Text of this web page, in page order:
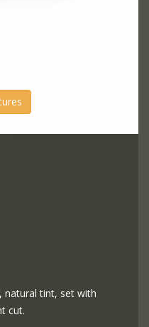
natural tint, set with
cut.